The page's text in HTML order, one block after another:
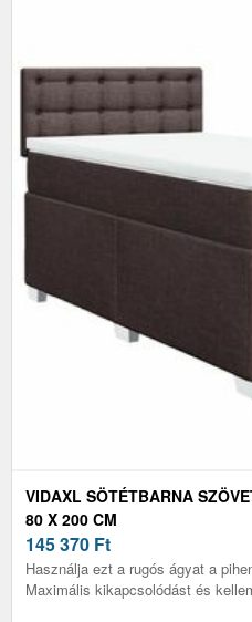
VIDAXL SÖTÉTBARNA
80 X 200 CM
145 370 Ft
Használja ezt a rugós ágyat a
Maximális kikapcsolódást és